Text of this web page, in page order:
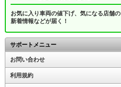
お気に入り車両の値下げ、気になる店舗の
新着情報などが届く！
サポートメニュー
お問い合わせ
利用規約